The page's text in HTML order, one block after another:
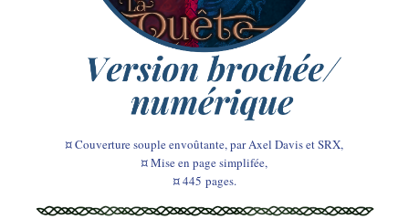
¤ Couverture souple envoûtante, par Axel Davis et SRX,
¤ Mise en page simplifée,
¤ 445 pages.